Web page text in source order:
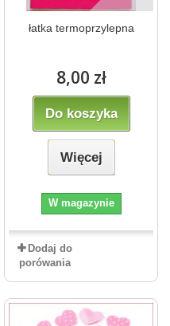
łatka termoprzylepna
8,00 zł
Do koszyka
Więcej
W magazynie
Dodaj do
porówania